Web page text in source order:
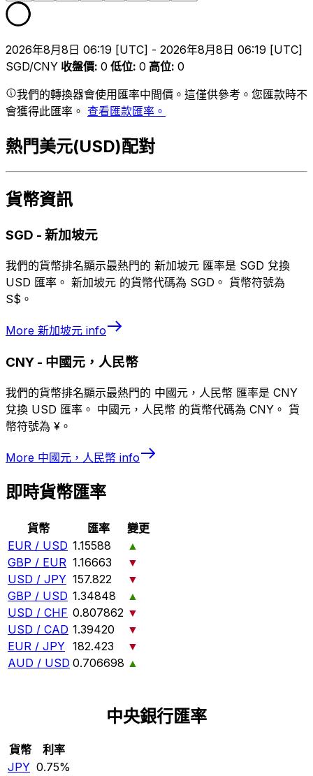
2026年8月8日 06:19 [UTC] - 2026年8月8日 06:19 [UTC]
SGD/CNY 收盤價: 0 低位: 0 高位: 0
我們的轉換器會使用匯率中間價。這僅供參考。您匯款時不
會獲得此匯率。 查看匯款匯率。
熱門美元(USD)配對
貨幣資訊
SGD - 新加坡元
我們的貨幣排名顯示最熱門的 新加坡元 匯率是 SGD 兌換
USD 匯率。 新加坡元 的貨幣代碼為 SGD。 貨幣符號為
S$。
More 新加坡元 info
CNY - 中國元，人民幣
我們的貨幣排名顯示最熱門的 中國元，人民幣 匯率是 CNY
兌換 USD 匯率。 中國元，人民幣 的貨幣代碼為 CNY。 貨
幣符號為 ¥。
More 中國元，人民幣 info
即時貨幣匯率
貨幣 匯率
變更
EUR / USD 1.15588
▲
GBP / EUR 1.16663
▼
USD / JPY 157.822
▼
GBP / USD 1.34848
▲
USD / CHF 0.807862 ▼
USD / CAD 1.39420
▼
EUR / JPY 182.423
▼
AUD / USD 0.706698 ▲
中央銀行匯率
貨幣
利率
JPY 0.75%